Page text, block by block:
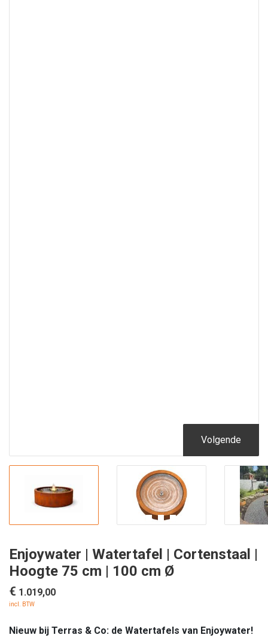
Volgende
Enjoywater | Watertafel | Cortenstaal |
Hoogte 75 cm | 100 cm Ø
€ 1.019,00
incl. BTW
Nieuw bij Terras & Co: de Watertafels van Enjoywater!